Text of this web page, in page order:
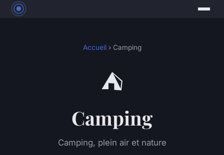
Accueil› Camping
⛺
Camping
Camping, plein air et nature